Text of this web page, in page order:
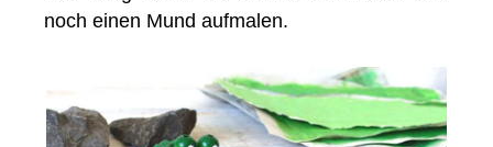
noch einen Mund aufmalen.